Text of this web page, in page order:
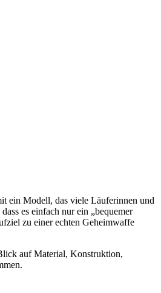
ein Modell, das viele Läuferinnen und
es einfach nur ein „bequemer
zu einer echten Geheimwaffe
auf Material, Konstruktion,